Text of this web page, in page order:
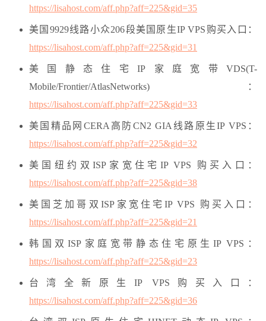
https://lisahost.com/aff.php?aff=225&gid=35
美国9929线路小众206段美国原生IP VPS购买入口：
https://lisahost.com/aff.php?aff=225&gid=31
美国静态住宅IP家庭宽带VDS(T-
Mobile/Frontier/AtlasNetworks)：
https://lisahost.com/aff.php?aff=225&gid=33
美国精品网CERA高防CN2 GIA线路原生IP VPS：
https://lisahost.com/aff.php?aff=225&gid=32
美国纽约双ISP家宽住宅IP VPS 购买入口：
https://lisahost.com/aff.php?aff=225&gid=38
美国芝加哥双ISP家宽住宅IP VPS 购买入口：
https://lisahost.com/aff.php?aff=225&gid=21
韩国双ISP家庭宽带静态住宅原生IP VPS：
https://lisahost.com/aff.php?aff=225&gid=23
台湾全新原生IP VPS购买入口：
https://lisahost.com/aff.php?aff=225&gid=36